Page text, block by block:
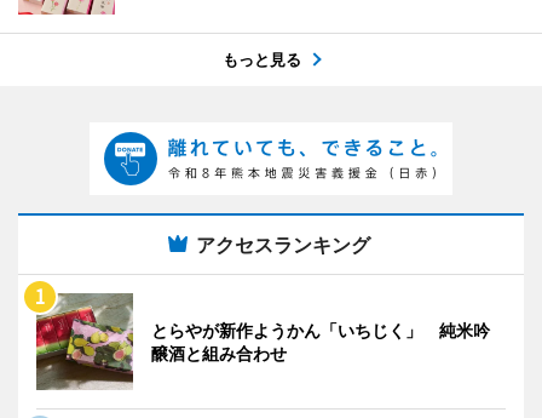
もっと見る
アクセスランキング
とらやが新作ようかん「いちじく」 純米吟
醸酒と組み合わせ